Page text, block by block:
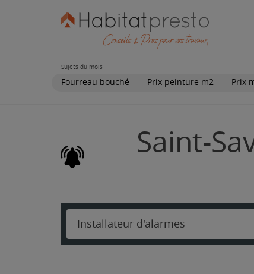
Sujets du mois
Fourreau bouché Prix peinture m2 Prix
Saint-
Installateur d'alarmes